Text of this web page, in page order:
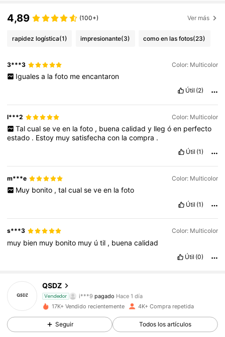
4,89 (100+) Ver más
rapidez logística(1) impresionante(3) como en las fotos(23)
3***3 Color: Multicolor
Iguales a la foto me encantaron
Útil (2)
l***2 Color: Multicolor
Tal cual se ve en la foto , buena calidad y lleg ó en perfecto
estado . Estoy muysatisfechacon lacompra .
Útil (1)
m***e Color: Multicolor
Muy bonito , tal cual se ve en la foto
Útil (1)
s***3 Color: Multicolor
muy bien muy bonito muy útil , buenacalidad
Útil (0)
QSDZ
Vendedor
4,92 329 Seguidores
J***.seguido hace Hace 1 día
4,92 329 Seguidores
17K+ Vendido recientemente 4K+ Compra repetida
Seguir Todos los artículos